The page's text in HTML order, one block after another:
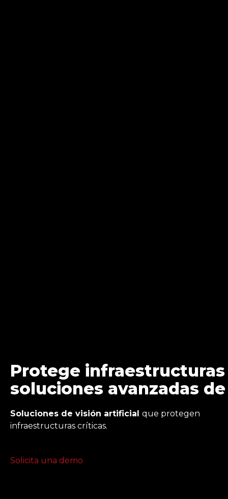
Protege
soluciones avanzadas
Soluciones de visión artificial que protegen
infraestructuras críticas.
Solicita una demo